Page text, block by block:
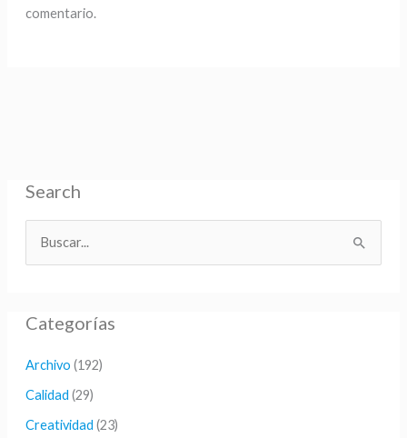
comentario.
Search
c
p
o
Categorías
Archivo (192)
Calidad (29)
Creatividad (23)